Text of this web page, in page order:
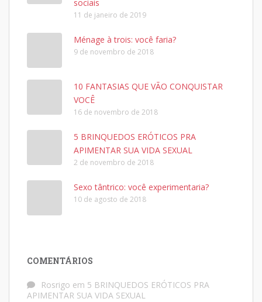
sociais
11 de janeiro de 2019
Ménage à trois: você faria?
9 de novembro de 2018
10 FANTASIAS QUE VÃO CONQUISTAR
VOCÊ
16 de novembro de 2018
5 BRINQUEDOS ERÓTICOS PRA
APIMENTAR SUA VIDA SEXUAL
2 de novembro de 2018
Sexo tântrico: você experimentaria?
10 de agosto de 2018
COMENTÁRIOS
Rosrigo em 5 BRINQUEDOS ERÓTICOS PRA
APIMENTAR SUA VIDA SEXUAL